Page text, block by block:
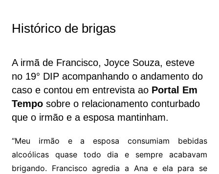
Histórico de brigas
A irmã de Francisco, Joyce Souza, esteve
no 19° DIP acompanhando o andamento do
caso e contou em entrevista ao Portal Em
Temposobre o relacionamento conturbado
que o irmão e a esposa mantinham.
“Meu irmão e a esposa consumiam bebidas
alcoólicas quase todo dia e sempre acabavam
brigando. Francisco agredia a Ana e ela para se